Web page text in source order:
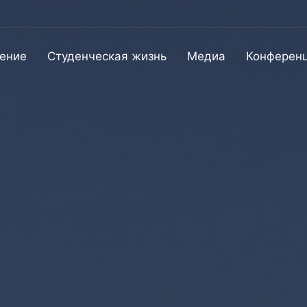
Студенческая жизнь Медиа